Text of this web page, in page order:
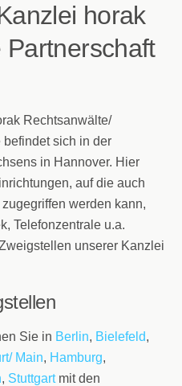
horak
Partnerschaft
Rechtsanwälte/
sich in der
in Hannover. Hier
auf die auch
werden kann,
Telefonzentrale u.a.
unserer Kanzlei
Sie in Berlin, Bielefeld,
Main, Hamburg,
, Stuttgart mit den